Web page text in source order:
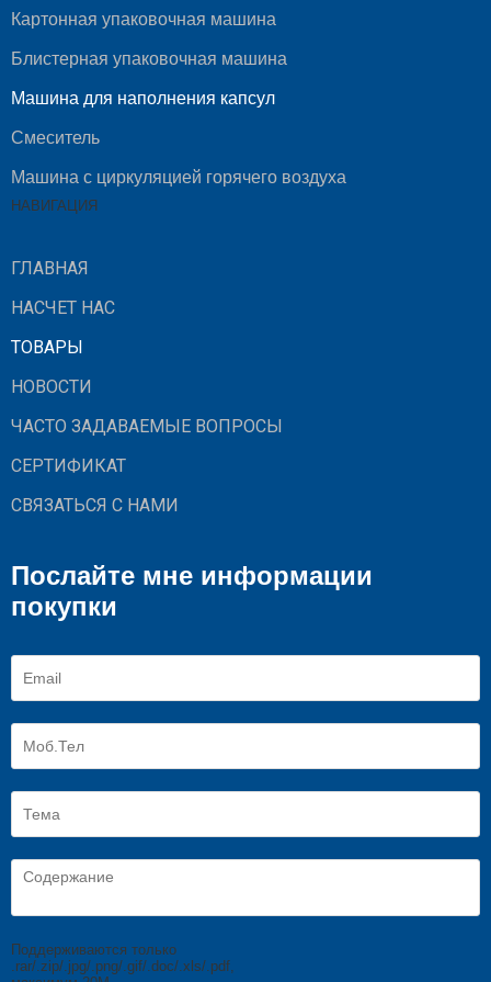
Картонная упаковочная машина
Блистерная упаковочная машина
Машина для наполнения капсул
Смеситель
Машина с циркуляцией горячего воздуха
НАВИГАЦИЯ
ГЛАВНАЯ
НАСЧЕТ НАС
ТОВАРЫ
НОВОСТИ
ЧАСТО ЗАДАВАЕМЫЕ ВОПРОСЫ
СЕРТИФИКАТ
СВЯЗАТЬСЯ С НАМИ
Послайте мне информации
покупки
Поддерживаются только
.rar/.zip/.jpg/.png/.gif/.doc/.xls/.pdf,